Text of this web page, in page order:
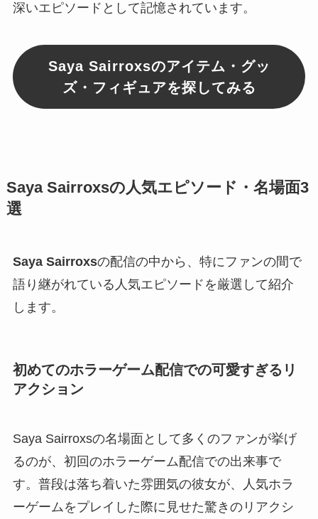
深いエピソードとして記憶されています。
Saya Sairroxsのアイテム・グッ
ズ・フィギュアを探してみる
Saya Sairroxsの人気エピソード・名場面3
選
Saya Sairroxsの配信の中から、特にファンの間で
語り継がれている人気エピソードを厳選して紹介
します。
初めてのホラーゲーム配信での可愛すぎるリ
アクション
Saya Sairroxsの名場面として多くのファンが挙げ
るのが、初回のホラーゲーム配信での出来事で
す。普段は落ち着いた雰囲気の彼女が、人気ホラ
ーゲームをプレイした際に見せた驚きのリアクシ